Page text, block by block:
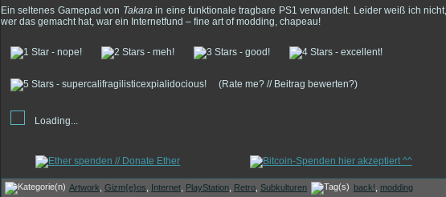
Ein seltenes Gamepad von Takara in eine funktionale tragbare PS1 verwandelt. Leider weiß ich nicht,
wer das gemacht hat, war ein Internetfund – fine art of modding, chapeau!
(Rate me? // Beitrag bewerten?)
Loading...
Artwork Gizm{e}os Internet PlayStation Retro Subkulturen back!
modding